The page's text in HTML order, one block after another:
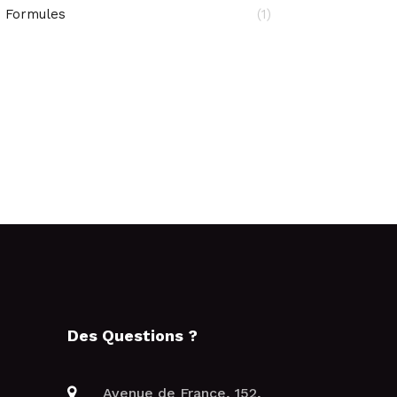
Formules (1)
Des Questions ?
Avenue de France, 152,